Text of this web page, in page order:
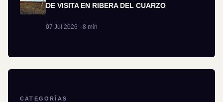
DE VISITA EN RIBERA DEL CUARZO
07 Jul 2026 · 8 min
CATEGORÍAS